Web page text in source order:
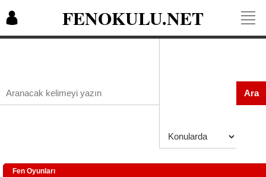
FENOKULU.NET
Ara
Fen Oyunları